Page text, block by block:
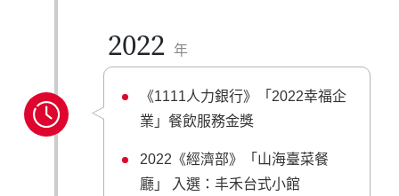
2022 年
《1111人力銀行》「2022幸福企
業」餐飲服務金獎
2022《經濟部》「山海臺菜餐
廳」 入選：丰禾台式小館